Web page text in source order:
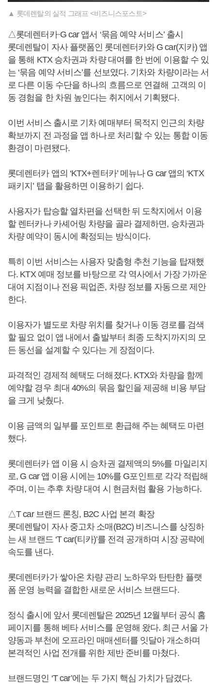
▲ 롯데렌탈의 실적 그래프 <비즈니스포스트>
△롯데렌터카·G car 앱서 ‘묶음 예약 서비스’ 출시
롯데렌탈이 자사 플랫폼인 롯데렌터카와 G car(지카) 앱
을 통해 KTX 승차권과 차량 대여를 한 번에 이용할 수 있
는 ‘묶음 예약 서비스’를 선보였다. 기차와 차량이라는 서
로 다른 이동 수단을 하나의 흐름으로 연결해 고객의 이
동 경험을 한 차원 높인다는 취지에서 기획됐다.
이번 서비스 출시로 기차 예매부터 목적지 인근의 차량
확보까지 전 과정을 앱 하나로 처리할 수 있는 통합 이동
환경이 마련됐다.
롯데렌터카 앱의 ‘KTX+렌터카’ 메뉴나 G car 앱의 ‘KTX
패키지’ 탭을 활용하면 이용하기 쉽다.
사용자가 탑승할 열차편을 선택한 뒤 도착지에서 이용
할 렌터카나 카셰어링 차량을 골라 결제하면, 승차권과
차량 예약이 동시에 확정되는 방식이다.
특히 이번 서비스는 사용자 맞춤형 추천 기능을 탑재했
다. KTX 예매 정보를 바탕으로 각 역사에서 가장 가까운
대여 지점이나 전용 픽업존, 차량 정보를 자동으로 제안
한다.
이용자가 별도로 차량 위치를 찾거나 이동 경로를 검색
할 필요 없이 앱 내에서 출발부터 최종 도착지까지의 모
든 동선을 설계할 수 있다는 게 장점이다.
파격적인 경제적 혜택도 더해졌다. KTX와 차량을 함께
예약할 경우 최대 40%의 묶음 할인을 제공해 비용 부담
을 크게 낮췄다.
이용 금액의 일부를 포인트로 환급해 주는 혜택도 마련
했다.
롯데렌터카 앱 이용 시 승차권 결제액의 5%를 마일리지
로, G car 앱 이용 시에는 10%를 G포인트로 각각 적립해
주며, 이는 추후 차량 대여 시 현금처럼 활용 가능하다.
△T car 브랜드 론칭, B2C 사업 본격 확장
롯데렌탈이 자사 중고차 소매(B2C) 비즈니스를 상징하
는 새 브랜드 ‘T car(티카)’를 전격 공개하며 시장 공략에
속도를 낸다.
롯데렌터카가 쌓아온 차량 관리 노하우와 탄탄한 플랫
폼 운영 능력을 결합한 새로운 서비스 브랜드다.
정식 출시에 앞서 롯데렌탈은 2025년 12월부터 공식 홈
페이지를 통해 베타 서비스를 운영해 왔다. 최근 서울 가
양동과 부천에 오프라인 매매센터를 잇달아 개소하며
본격적인 사업 전개를 위한 제반 준비를 마쳤다.
브랜드명인 ‘T car’에는 두 가지 핵심 가치가 담겼다.